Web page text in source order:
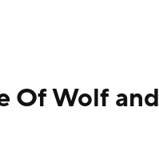
Of Wolf and